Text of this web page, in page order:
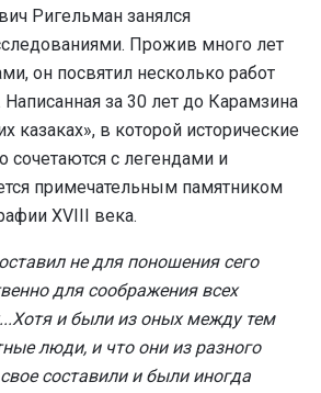
Ригельман занялся
Прожив много лет
он посвятил несколько работ
Написанная за 30 лет до Карамзина
казаках», в которой исторические
сочетаются с легендами и
примечательным памятником
XVIII века.
не для поношения сего
для соображения всех
и были из оных между тем
люди, и что они из разного
составили и были иногда